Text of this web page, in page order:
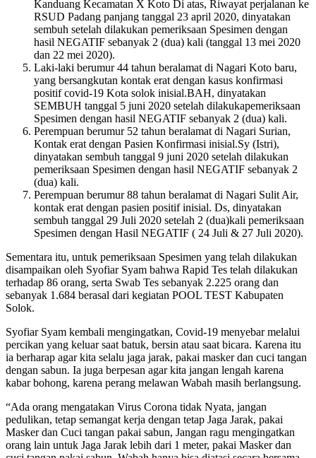
Kanduang Kecamatan X Koto Di atas, Riwayat perjalanan ke
RSUD Padang panjang tanggal 23 april 2020, dinyatakan
sembuh setelah dilakukan pemeriksaan Spesimen dengan
hasil NEGATIF sebanyak 2 (dua) kali (tanggal 13 mei 2020
dan 22 mei 2020).
Laki-laki berumur 44 tahun beralamat di Nagari Koto baru,
yang bersangkutan kontak erat dengan kasus konfirmasi
positif covid-19 Kota solok inisial.BAH, dinyatakan
SEMBUH tanggal 5 juni 2020 setelah dilakukapemeriksaan
Spesimen dengan hasil NEGATIF sebanyak 2 (dua) kali.
Perempuan berumur 52 tahun beralamat di Nagari Surian,
Kontak erat dengan Pasien Konfirmasi inisial.Sy (Istri),
dinyatakan sembuh tanggal 9 juni 2020 setelah dilakukan
pemeriksaan Spesimen dengan hasil NEGATIF sebanyak 2
(dua) kali.
Perempuan berumur 88 tahun beralamat di Nagari Sulit Air,
kontak erat dengan pasien positif inisial. Ds, dinyatakan
sembuh tanggal 29 Juli 2020 setelah 2 (dua)kali pemeriksaan
Spesimen dengan Hasil NEGATIF ( 24 Juli & 27 Juli 2020).
Sementara itu, untuk pemeriksaan Spesimen yang telah dilakukan
disampaikan oleh Syofiar Syam bahwa Rapid Tes telah dilakukan
terhadap 86 orang, serta Swab Tes sebanyak 2.225 orang dan
sebanyak 1.684 berasal dari kegiatan POOL TEST Kabupaten
Solok.
Syofiar Syam kembali mengingatkan, Covid-19 menyebar melalui
percikan yang keluar saat batuk, bersin atau saat bicara. Karena itu
ia berharap agar kita selalu jaga jarak, pakai masker dan cuci tangan
dengan sabun. Ia juga berpesan agar kita jangan lengah karena
kabar bohong, karena perang melawan Wabah masih berlangsung.
“Ada orang mengatakan Virus Corona tidak Nyata, jangan
pedulikan, tetap semangat kerja dengan tetap Jaga Jarak, pakai
Masker dan Cuci tangan pakai sabun, Jangan ragu mengingatkan
orang lain untuk Jaga Jarak lebih dari 1 meter, pakai Masker dan